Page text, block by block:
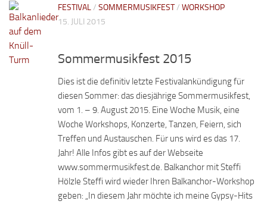
FESTIVAL/ SOMMERMUSIKFEST/ WORKSHOP
15. JULI 2015
Sommermusikfest 2015
Dies ist die definitiv letzte Festivalankündigung für
diesen Sommer: das diesjährige Sommermusikfest,
vom 1. – 9. August 2015. Eine Woche Musik, eine
Woche Workshops, Konzerte, Tanzen, Feiern, sich
Treffen und Austauschen. Für uns wird es das 17.
Jahr! Alle Infos gibt es auf der Webseite
www.sommermusikfest.de. Balkanchor mit Steffi
Hölzle Steffi wird wieder Ihren Balkanchor-Workshop
geben: „In diesem Jahr möchte ich meine Gypsy-Hits